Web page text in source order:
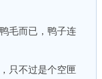
毛而已，鸭子连
只不过是个空匣